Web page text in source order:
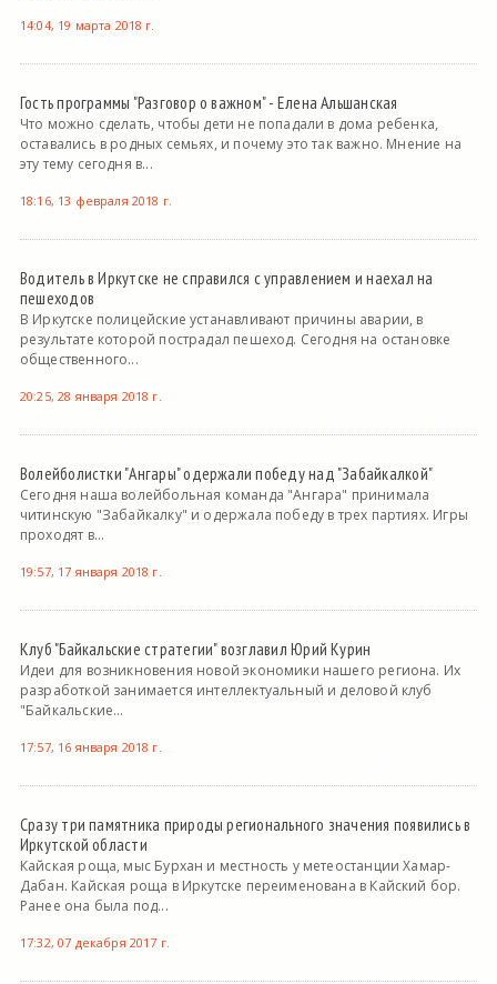
14:04, 19 марта 2018 г.
Гость программы "Разговор о важном" - Елена Альшанская
Что можно сделать, чтобы дети не попадали в дома ребенка,
оставались в родных семьях, и почему это так важно. Мнение на
эту тему сегодня в...
18:16, 13 февраля 2018 г.
Водитель в Иркутске не справился с управлением и наехал на
пешеходов
В Иркутске полицейские устанавливают причины аварии, в
результате которой пострадал пешеход. Сегодня на остановке
общественного...
20:25, 28 января 2018 г.
Волейболистки "Ангары" одержали победу над "Забайкалкой"
Сегодня наша волейбольная команда "Ангара" принимала
читинскую "Забайкалку" и одержала победу в трех партиях. Игры
проходят в...
19:57, 17 января 2018 г.
Клуб "Байкальские стратегии" возглавил Юрий Курин
Идеи для возникновения новой экономики нашего региона. Их
разработкой занимается интеллектуальный и деловой клуб
"Байкальские...
17:57, 16 января 2018 г.
Сразу три памятника природы регионального значения появились в
Иркутской области
Кайская роща, мыс Бурхан и местность у метеостанции Хамар-
Дабан. Кайская роща в Иркутске переименована в Кайский бор.
Ранее она была под...
17:32, 07 декабря 2017 г.